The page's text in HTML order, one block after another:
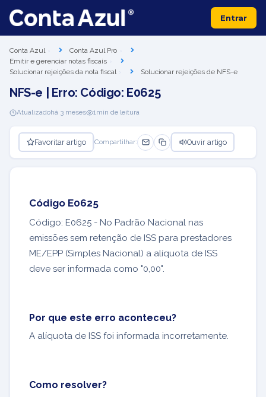
Entrar
Conta Azul
Conta Azul Pro
Emitir e gerenciar notas fiscais
Solucionar rejeições da nota fiscal
Solucionar rejeições de NFS-e
NFS-e | Erro: Código: E0625
Atualizadohá 3 meses 1min de leitura
Favoritar artigo Compartilhar: Ouvir artigo
Código E0625
Código: E0625 - No Padrão Nacional nas
emissões sem retenção de ISS para prestadores
ME/EPP (Simples Nacional) a alíquota de ISS
deve ser informada como "0,00".
Por que este erro aconteceu?
A alíquota de ISS foi informada incorretamente.
Como resolver?